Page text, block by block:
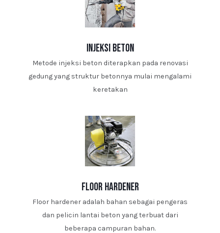
injeksi beton
Metode injeksi beton diterapkan pada renovasi
gedung yang struktur betonnya mulai mengalami
keretakan
floor hardener
Floor hardener adalah bahan sebagai pengeras
dan pelicin lantai beton yang terbuat dari
beberapa campuran bahan.